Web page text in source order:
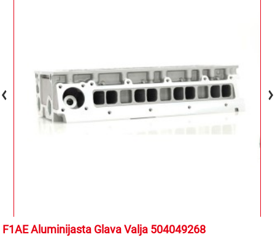
F1AE Aluminijasta Glava Valja 504049268